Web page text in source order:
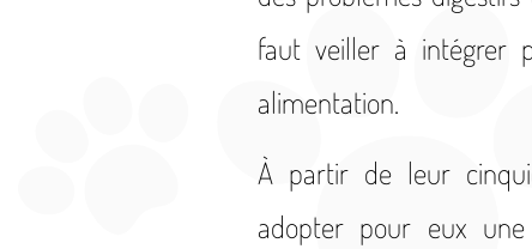
faut veiller à intégrer
alimentation.
À partir de leur
adopter pour eux